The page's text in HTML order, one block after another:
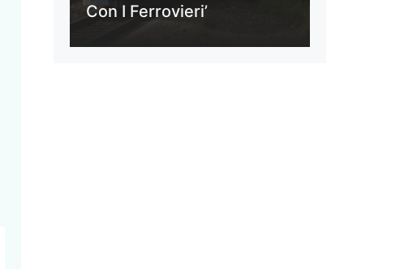
Con I Ferrovieri’